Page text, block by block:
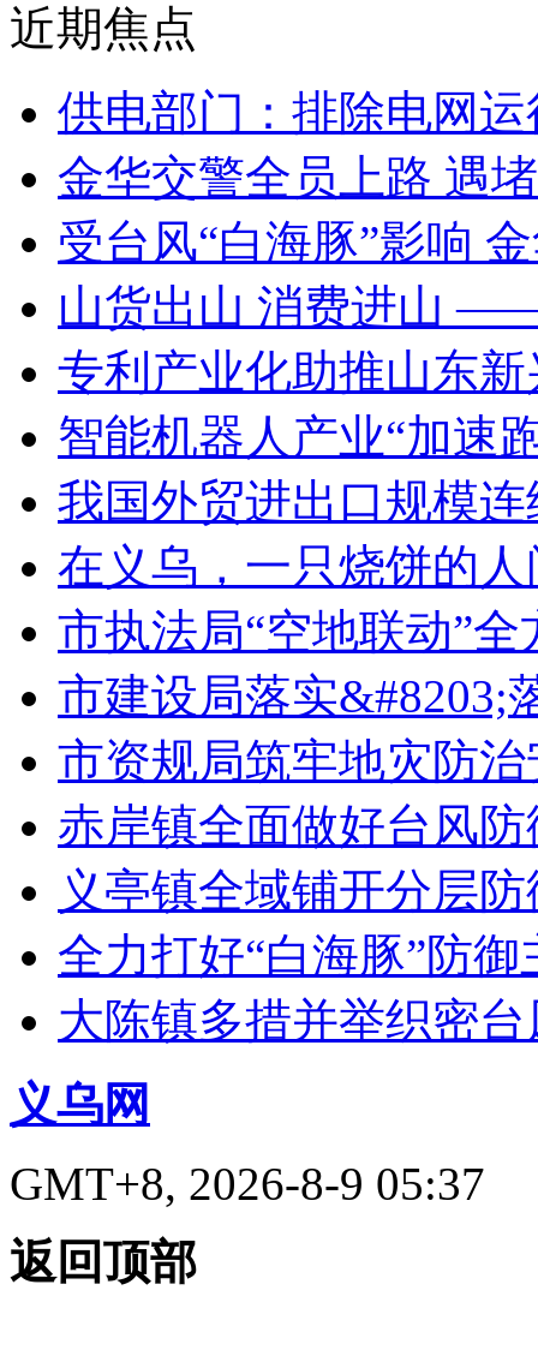
近期焦点
供电部门：排除电网
金华交警全员上路 遇
受台风“白海豚”影响
山货出山 消费进山
专利产业化助推山东
智能机器人产业“加速
我国外贸进出口规模
在义乌，一只烧饼的
市执法局“空地联动”
市建设局落实&#8203;
市资规局筑牢地灾防
赤岸镇全面做好台风
义亭镇全域铺开分层
全力打好“白海豚”防御
大陈镇多措并举织密
义乌网
GMT+8, 2026-8-9 05:37
返回顶部